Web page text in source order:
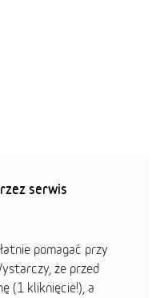
serwis
pomagać przy
że przed
(1 kliknięcie!), a